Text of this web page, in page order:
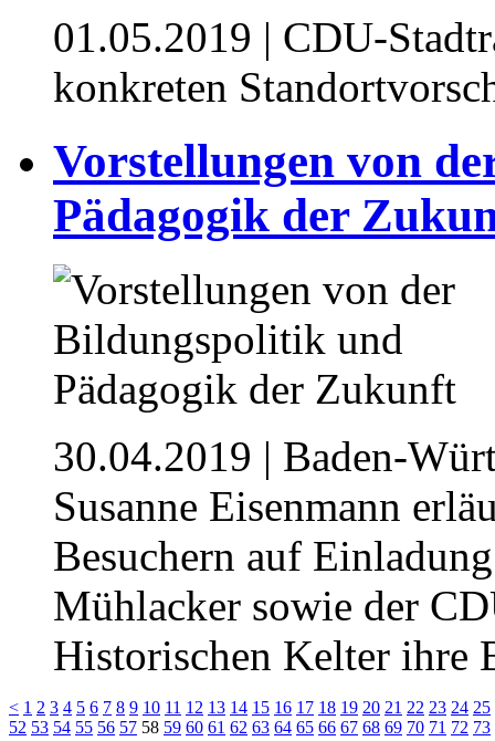
01.05.2019 | CDU-
konkreten
Vorstellungen von
Pädagogik der
30.04.2019 | Baden-
Susanne Eisenmann
Besuchern auf
Mühlacker sowie der
Historischen Kelter ihre
< 1 2 3 4 5 6 7 8 9 10 11 12 13 14 15 16 17 18 19 20 21 22 23 24 25
52 53 54 55 56 57 58 59 60 61 62 63 64 65 66 67 68 69 70 71 72 73